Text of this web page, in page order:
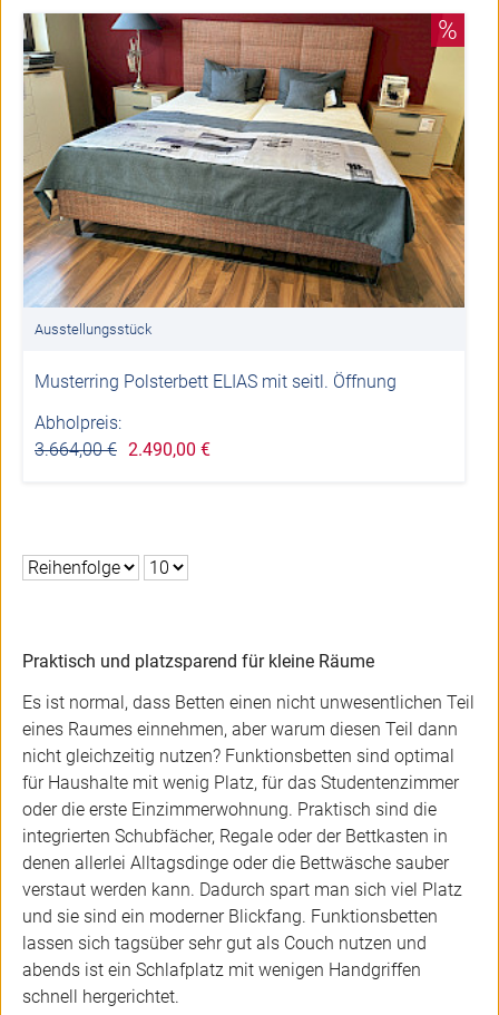
%
Ausstellungsstück
Musterring Polsterbett ELIAS mit seitl. Öffnung
Abholpreis:
3.664,00 € 2.490,00 €
Praktisch und platzsparend für kleine Räume
Es ist normal, dass Betten einen nicht unwesentlichen Teil
eines Raumes einnehmen, aber warum diesen Teil dann
nicht gleichzeitig nutzen? Funktionsbetten sind optimal
für Haushalte mit wenig Platz, für das Studentenzimmer
oder die erste Einzimmerwohnung. Praktisch sind die
integrierten Schubfächer, Regale oder der Bettkasten in
denen allerlei Alltagsdinge oder die Bettwäsche sauber
verstaut werden kann. Dadurch spart man sich viel Platz
und sie sind ein moderner Blickfang. Funktionsbetten
lassen sich tagsüber sehr gut als Couch nutzen und
abends ist ein Schlafplatz mit wenigen Handgriffen
schnell hergerichtet.